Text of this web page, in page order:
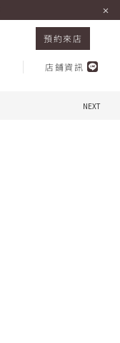
預約來店
店鋪資訊
NEXT